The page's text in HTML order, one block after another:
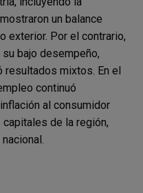
un balance
exterior. Por el contrario,
bajo desempeño,
mixtos. En el
continuó
al consumidor
de la región,